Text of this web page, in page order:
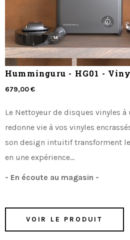
Humminguru - HG01 -
679,00 €
Le Nettoyeur de disques vinyles
redonne vie à vos vinyles
son design intuitif transforment
en une expérience...
- En écoute au magasin -
VOIR LE PRODUIT